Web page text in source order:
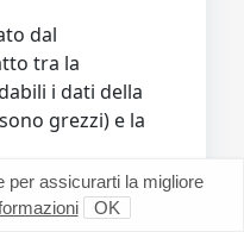
dal
tra la
i dati della
grezzi) e la
volta che ci
per assicurarti la migliore
OK